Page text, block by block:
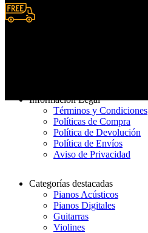
Información Legal
Términos y Condiciones
Políticas de Compra
Política de Devolución
Política de Envíos
Aviso de Privacidad
Categorías destacadas
Pianos Acústicos
Pianos Digitales
Guitarras
Violines